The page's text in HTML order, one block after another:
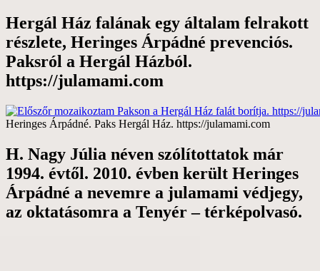
Hergál Ház falának egy általam felrakott
részlete, Heringes Árpádné prevenciós.
Paksról a Hergál Házból.
https://julamami.com
Heringes Árpádné. Paks Hergál Ház. https://julamami.com
H. Nagy Júlia néven szólítottatok már
1994. évtől. 2010. évben került Heringes
Árpádné a nevemre a julamami védjegy,
az oktatásomra a Tenyér – térképolvasó.